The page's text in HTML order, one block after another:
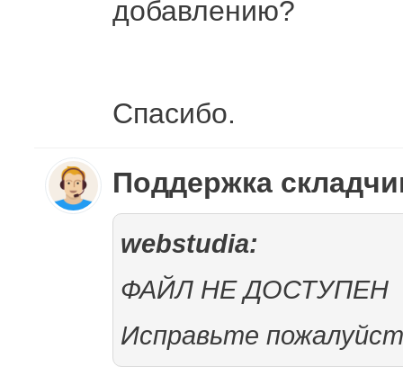
добавлению?
Спасибо.
Поддержка
webstudia:
ФАЙЛ НЕ ДОСТУПЕН
Исправьте